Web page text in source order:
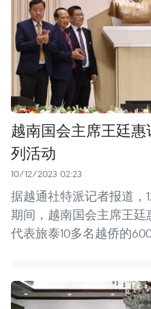
越南国会主席王廷
列活动
10/12/2023 02:23
据越通社特派记者报道，
期间，越南国会主席王廷
代表旅泰10多名越侨的